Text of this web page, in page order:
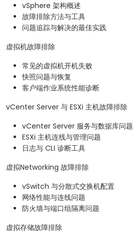
vSphere 架构概述
故障排除方法与工具
问题追踪与解决的最佳实践
虚拟机故障排除
常见的虚拟机开机失败
快照问题与恢复
客户端作业系统性能诊断
vCenter Server 与 ESXi 主机故障排除
vCenter Server 服务与数据库问题
ESXi 主机连线与管理问题
日志与 CLI 诊断工具
虚拟Networking 故障排除
vSwitch 与分散式交换机配置
网络性能与连线问题
防火墙与端口组隔离问题
虚拟存储故障排除